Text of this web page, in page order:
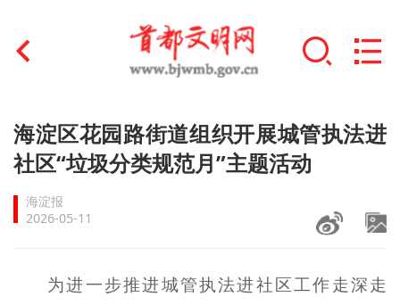
首页
文明创建
文明实践
未成年人思想道德建设
海淀区花园路街道组织开展城管执法进
社区“垃圾分类规范月”主题活动
海淀报
2026-05-11
为进一步推进城管执法进社区工作走深走